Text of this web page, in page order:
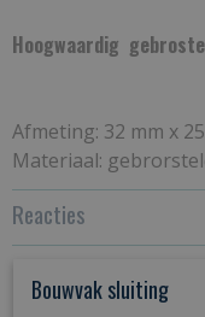
Hoogwaardig
Afmeting: 32 mm x
Materiaal:
Reacties
Bouwvak sluiting